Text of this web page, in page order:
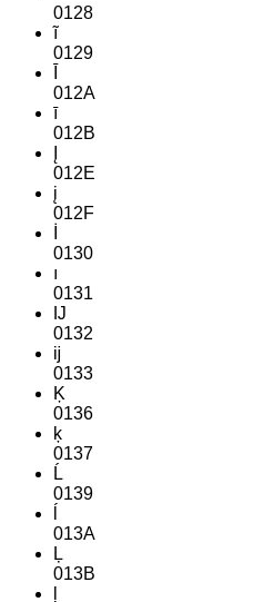
0128
ĩ
0129
012A
ī
012B
012E
į
012F
0130
ı
0131
Ĳ
0132
ĳ
0133
Ķ
0136
ķ
0137
Ĺ
0139
013A
Ļ
013B